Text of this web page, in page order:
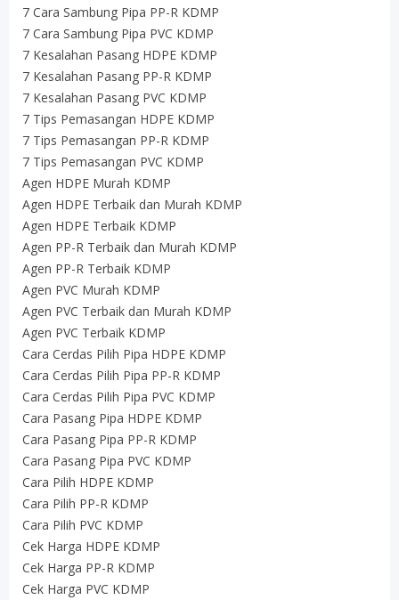
7 Cara Sambung Pipa PP-R KDMP
7 Cara Sambung Pipa PVC KDMP
7 Kesalahan Pasang HDPE KDMP
7 Kesalahan Pasang PP-R KDMP
7 Kesalahan Pasang PVC KDMP
7 Tips Pemasangan HDPE KDMP
7 Tips Pemasangan PP-R KDMP
7 Tips Pemasangan PVC KDMP
Agen HDPE Murah KDMP
Agen HDPE Terbaik dan Murah KDMP
Agen HDPE Terbaik KDMP
Agen PP-R Terbaik dan Murah KDMP
Agen PP-R Terbaik KDMP
Agen PVC Murah KDMP
Agen PVC Terbaik dan Murah KDMP
Agen PVC Terbaik KDMP
Cara Cerdas Pilih Pipa HDPE KDMP
Cara Cerdas Pilih Pipa PP-R KDMP
Cara Cerdas Pilih Pipa PVC KDMP
Cara Pasang Pipa HDPE KDMP
Cara Pasang Pipa PP-R KDMP
Cara Pasang Pipa PVC KDMP
Cara Pilih HDPE KDMP
Cara Pilih PP-R KDMP
Cara Pilih PVC KDMP
Cek Harga HDPE KDMP
Cek Harga PP-R KDMP
Cek Harga PVC KDMP